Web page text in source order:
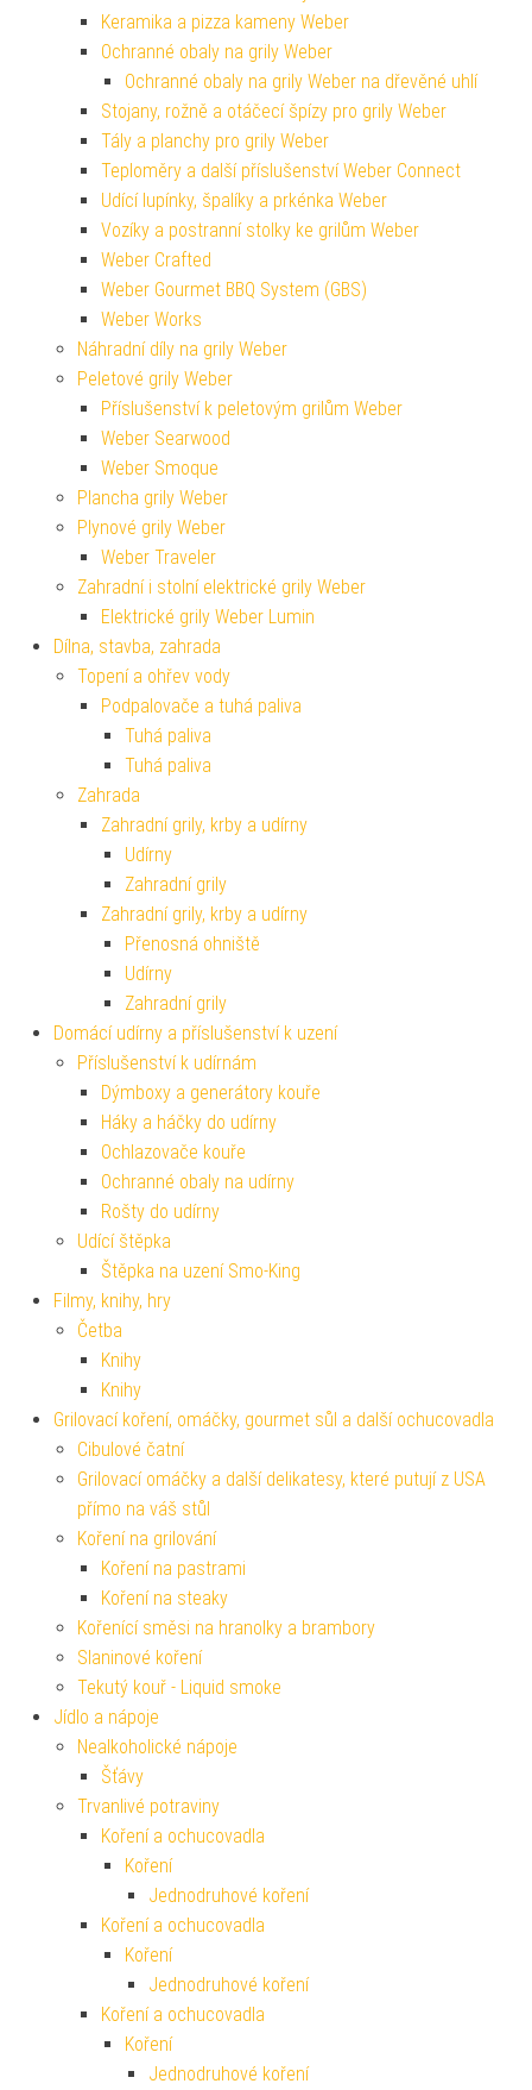
Keramika a pizza kameny Weber
Ochranné obaly na grily Weber
Ochranné obaly na grily Weber na dřevěné uhlí
Stojany, rožně a otáčecí špízy pro grily Weber
Tály a planchy pro grily Weber
Teploměry a další příslušenství Weber Connect
Udící lupínky, špalíky a prkénka Weber
Vozíky a postranní stolky ke grilům Weber
Weber Crafted
Weber Gourmet BBQ System (GBS)
Weber Works
Náhradní díly na grily Weber
Peletové grily Weber
Příslušenství k peletovým grilům Weber
Weber Searwood
Weber Smoque
Plancha grily Weber
Plynové grily Weber
Weber Traveler
Zahradní i stolní elektrické grily Weber
Elektrické grily Weber Lumin
Dílna, stavba, zahrada
Topení a ohřev vody
Podpalovače a tuhá paliva
Tuhá paliva
Tuhá paliva
Zahrada
Zahradní grily, krby a udírny
Udírny
Zahradní grily
Zahradní grily, krby a udírny
Přenosná ohniště
Udírny
Zahradní grily
Domácí udírny a příslušenství k uzení
Příslušenství k udírnám
Dýmboxy a generátory kouře
Háky a háčky do udírny
Ochlazovače kouře
Ochranné obaly na udírny
Rošty do udírny
Udící štěpka
Štěpka na uzení Smo-King
Filmy, knihy, hry
Četba
Knihy
Knihy
Grilovací koření, omáčky, gourmet sůl a další ochucovadla
Cibulové čatní
Grilovací omáčky a další delikatesy, které putují z USA
přímo na váš stůl
Koření na grilování
Koření na pastrami
Koření na steaky
Kořenící směsi na hranolky a brambory
Slaninové koření
Tekutý kouř - Liquid smoke
Jídlo a nápoje
Nealkoholické nápoje
Šťávy
Trvanlivé potraviny
Koření a ochucovadla
Koření
Jednodruhové koření
Koření a ochucovadla
Koření
Jednodruhové koření
Koření a ochucovadla
Koření
Jednodruhové koření